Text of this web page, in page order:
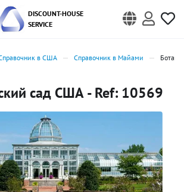
DISCOUNT-HOUSE
SERVICE
в США Справочник в Майами
сад США - Ref: 10569